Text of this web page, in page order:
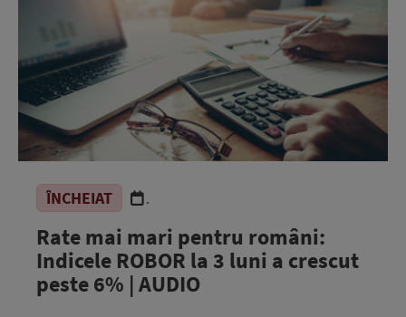
ÎNCHEIAT .
Rate mai mari pentru români:
Indicele ROBOR la 3 luni a crescut
peste 6% | AUDIO